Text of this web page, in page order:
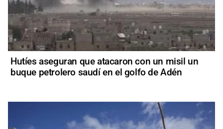
Hutíes aseguran que atacaron con un misil un
buque petrolero saudí en el golfo de Adén